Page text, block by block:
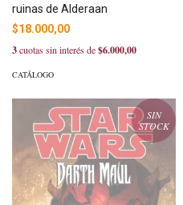
ruinas de Alderaan
$18.000,00
3cuotas sin interés de$6.000,00
CATÁLOGO
SIN
STOCK